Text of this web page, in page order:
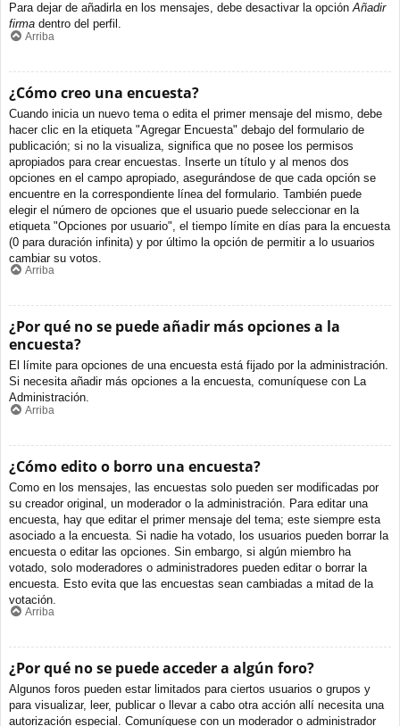
Para dejar de añadirla en los mensajes, debe desactivar la opciónAñadir
firma dentro del perfil.
Arriba
¿Cómo creo una encuesta?
Cuando inicia un nuevo tema o edita el primer mensaje del mismo, debe
hacer clic en la etiqueta "Agregar Encuesta" debajo del formulario de
publicación; si no la visualiza, significa que no posee los permisos
apropiados para crear encuestas. Inserte un título y al menos dos
opciones en el campo apropiado, asegurándose de que cada opción se
encuentre en la correspondiente línea del formulario. También puede
elegir el número de opciones que el usuario puede seleccionar en la
etiqueta "Opciones por usuario", el tiempo límite en días para la encuesta
(0 para duración infinita) y por último la opción de permitir a lo usuarios
cambiar su votos.
Arriba
¿Por qué no se puede añadir más opciones a la
encuesta?
El límite para opciones de una encuesta está fijado por la administración.
Si necesita añadir más opciones a la encuesta, comuníquese con La
Administración.
Arriba
¿Cómo edito o borro una encuesta?
Como en los mensajes, las encuestas solo pueden ser modificadas por
su creador original, un moderador o la administración. Para editar una
encuesta, hay que editar el primer mensaje del tema; este siempre esta
asociado a la encuesta. Si nadie ha votado, los usuarios pueden borrar la
encuesta o editar las opciones. Sin embargo, si algún miembro ha
votado, solo moderadores o administradores pueden editar o borrar la
encuesta. Esto evita que las encuestas sean cambiadas a mitad de la
votación.
Arriba
¿Por qué no se puede acceder a algún foro?
Algunos foros pueden estar limitados para ciertos usuarios o grupos y
para visualizar, leer, publicar o llevar a cabo otra acción allí necesita una
autorización especial. Comuníquese con un moderador o administrador